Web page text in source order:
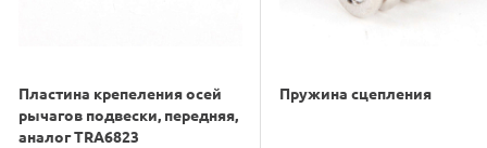
Пластина крепеления осей
рычагов подвески, передняя,
аналог TRA6823
Пружина сцепления